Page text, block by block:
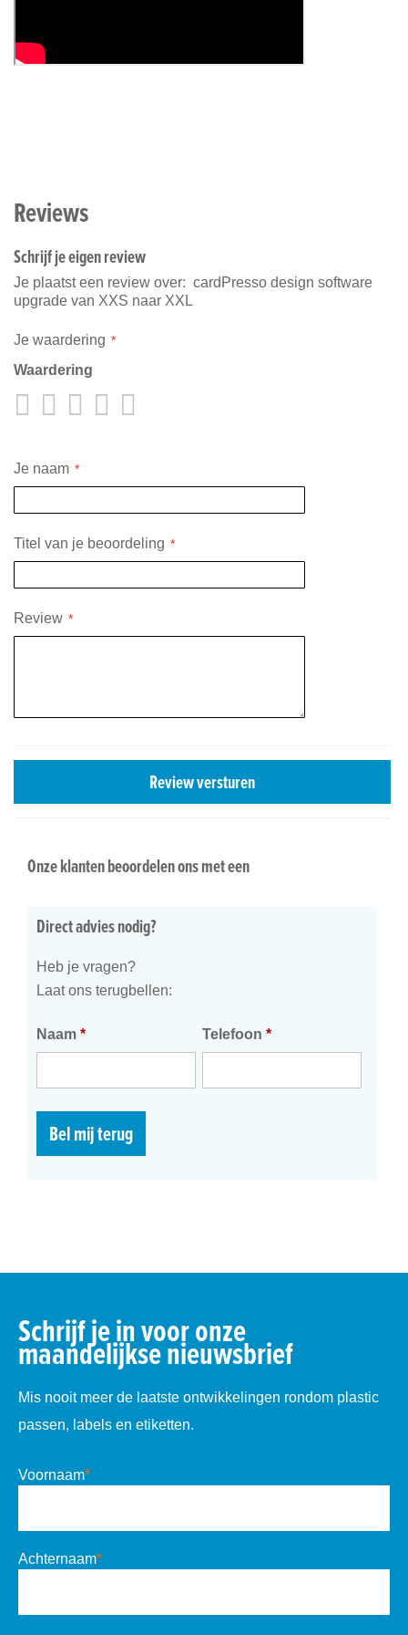
Reviews
Schrijf je eigen review
Je plaatst een review over: cardPresso design software
upgrade van XXS naar XXL
Je waardering
Waardering
1
star
2
stars
3
stars
4
stars
Je naam
Titel van je beoordeling
Review
Review versturen
Onze klanten beoordelen ons met een
Direct advies nodig?
Heb je vragen?
Laat ons terugbellen:
Naam * Telefoon *
Bel mij terug
Schrijf je in voor onze
maandelijkse nieuwsbrief
Mis nooit meer de laatste ontwikkelingen rondom plastic
passen, labels en etiketten.
Voornaam*
Achternaam*